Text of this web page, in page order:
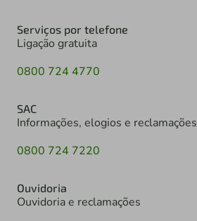
Serviços por telefone
Ligação gratuita
0800 724 4770
SAC
Informações, elogios e reclamações
0800 724 7220
Ouvidoria
Ouvidoria e reclamações